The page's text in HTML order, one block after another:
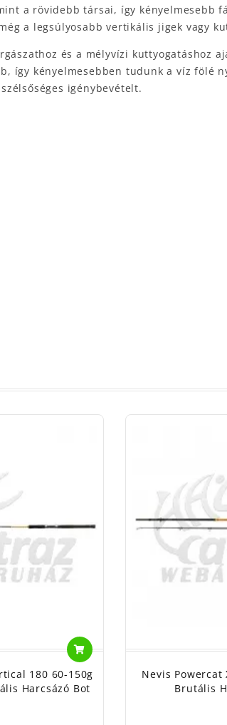
a rövidebb társai, így
a legsúlyosabb vertikális jigek vagy
és a mélyvízi kuttyogatáshoz
így kényelmesebben tudunk a víz fölé
igénybevételt.
180 60-150g
Harcsázó Bot
Nevis Powercat
Brutális